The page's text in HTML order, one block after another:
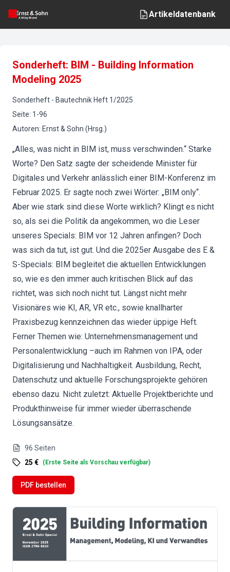
Artikeldatenbank
Sonderheft: BIM - Building Information
Modeling 2025
Sonderheft - Bautechnik Heft 1/2025
Seite: 1-96
Autoren: Ernst & Sohn (Hrsg.)
„Alles, was nicht in BIM ist, muss verschwinden.“ Starke
Worte? Den Satz sagte der scheidende Minister für
Digitales und Verkehr anlässlich einer BIM-Konferenz im
Februar 2025. Er sagte noch zwei Wörter: „BIM only“.
Aber wie stark sind diese Worte wirklich? Klingt es nicht
so, als sei die Politik da angekommen, wo die Leser
unseres Specials: BIM vor 12 Jahren anfingen? Doch
was sich da tut, ist gut. Und die 2025er Ausgabe des E &
S-Specials: BIM begleitet die aktuellen Entwicklungen
so, wie es den immer auch kritischen Blick auf das
richtet, was sich noch nicht tut. Längst nicht mehr
Visionäres wie KI, AR, VR etc., sowie knallharter
Praxisbezug kennzeichnen das wieder üppige Heft.
Ferner Themen wie: Unternehmensmanagement und
Personalentwicklung –auch im Rahmen von IPA, oder
Digitalisierung und Nachhaltigkeit. Ausbildung, Recht,
Datenschutz und aktuelle Forschungsprojekte gehören
ebenso dazu. Nicht zuletzt: Aktuelle Projektberichte und
Produkthinweise für immer wieder überraschende
Lösungsansätze.
96 Seiten
25 €
( Erste Seite als Vorschau verfügbar)
PDF bestellen